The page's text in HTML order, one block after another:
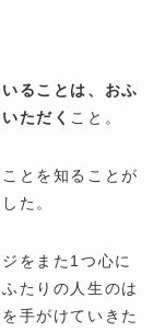
ることは、おふ
ただく こと。
とを知ることが
た。
をまた1つ心に
たりの人生のは
手がけていきた